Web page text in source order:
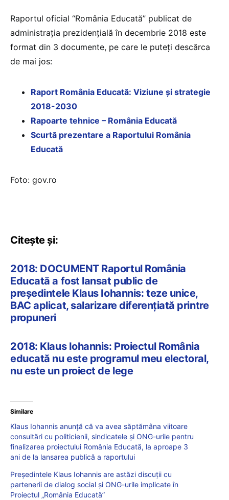
Raportul oficial “România Educată” publicat de
administrația prezidențială în decembrie 2018 este
format din 3 documente, pe care le puteți descărca
de mai jos:
Raport România Educată: Viziune și strategie
2018-2030
Rapoarte tehnice – România Educată
Scurtă prezentare a Raportului România
Educată
Foto: gov.ro
Citește și:
2018: DOCUMENT Raportul România
Educată a fost lansat public de
președintele Klaus Iohannis: teze unice,
BAC aplicat, salarizare diferențiată printre
propuneri
2018: Klaus Iohannis: Proiectul România
educată nu este programul meu electoral,
nu este un proiect de lege
Similare
Klaus Iohannis anunță că va avea săptămâna viitoare
consultări cu politicienii, sindicatele și ONG-urile pentru
finalizarea proiectului România Educată, la aproape 3
ani de la lansarea publică a raportului
Președintele Klaus Iohannis are astăzi discuții cu
partenerii de dialog social și ONG-urile implicate în
Proiectul „România Educată”